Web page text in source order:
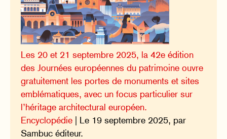
Les 20 et 21 septembre 2025, la 42e édition
des Journées européennes du patrimoine ouvre
gratuitement les portes de monuments et sites
emblématiques, avec un focus particulier sur
l’héritage architectural européen.
Encyclopédie | Le 19 septembre 2025, par
Sambuc éditeur.